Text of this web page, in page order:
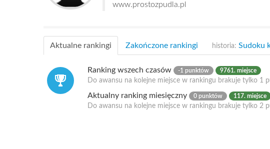
www.prostozpudla.pl
Aktualne rankingi Zakończone rankingi historia: Sudoku
Ranking wszech czasów -1 punktów 9761. miejsce
Do awansu na kolejne miejsce w rankingu brakuje tylko 1
Aktualny ranking miesięczny 0 punktów 117. miejsce
Do awansu na kolejne miejsce w rankingu brakuje tylko 2